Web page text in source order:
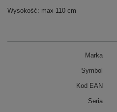
Wysokość: max 110 cm
Marka
Symbol
Kod EAN
Seria